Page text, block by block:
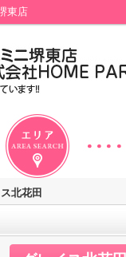
東店
北花田